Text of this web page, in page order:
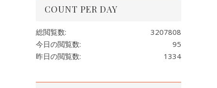
COUNT PER DAY
3207808
総閲覧数:
95
今日の閲覧数:
1334
昨日の閲覧数: